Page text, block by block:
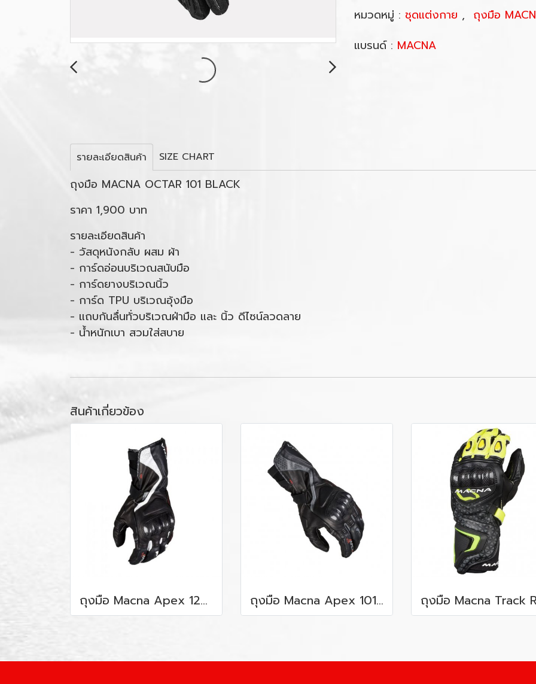
หมวดหมู่ : ชุดแต่งกาย , ถุงมือ
แบรนด์ : MACNA
รายละเอียดสินค้า SIZE CHART
ถุงมือ MACNA OCTAR 101 BLACK
ราคา 1,900 บาท
รายละเอียดสินค้า
- วัสดุหนังกลับ ผสม ผ้า
- การ์ดอ่อนบริเวณสนับมือ
- การ์ดยางบริเวณนิ้ว
- การ์ด TPU บริเวณอุ้งมือ
- แถบกันลื่นทั่วบริเวณฝ่ามือ และ นิ้ว ดีไซน์ลวดลาย
- น้ำหนักเบา สวมใส่สบาย
สินค้าเกี่ยวข้อง
ถุงมือ Macna Apex 123 Red ถุงมือ Macna Apex 101 Black